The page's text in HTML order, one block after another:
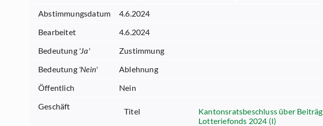
Abstimmungsdatum
4.6.2024
Bearbeitet
4.6.2024
Bedeutung 'Ja'
Zustimmung
Bedeutung 'Nein'
Ablehnung
Öffentlich
Nein
Geschäft
Titel
Kantonsratsbeschluss über
Lotteriefonds 2024 (I)